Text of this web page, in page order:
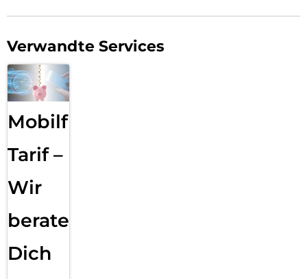
Verwandte Services
Mobilfunk
Tarif –
Wir
beraten
Dich